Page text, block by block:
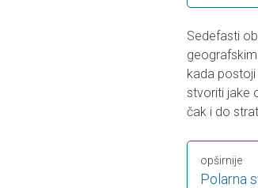
Sedefasti
kada postoji
stvoriti jake
čak i do
Polarna
opširnije